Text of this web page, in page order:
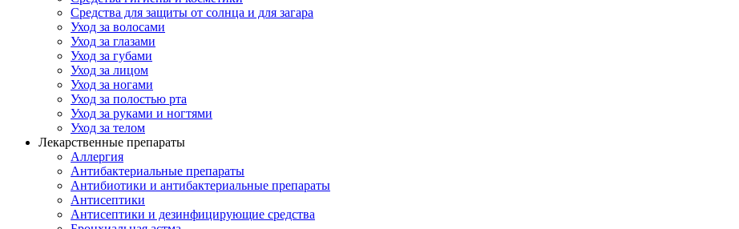
Средства для защиты от солнца и для загара
Уход за волосами
Уход за глазами
Уход за губами
Уход за лицом
Уход за ногами
Уход за полостью рта
Уход за руками и ногтями
Уход за телом
Лекарственные препараты
Аллергия
Антибактериальные препараты
Антибиотики и антибактериальные препараты
Антисептики
Антисептики и дезинфицирующие средства